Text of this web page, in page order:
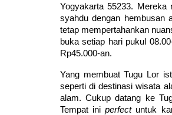
Yogyakarta 55233. Mereka
syahdu dengan hembusan
tetap mempertahankan
buka setiap hari pukul
Rp45.000-an.
Yang membuat Tugu Lor
seperti di destinasi wisata
alam. Cukup datang ke
Tempat ini perfect untuk